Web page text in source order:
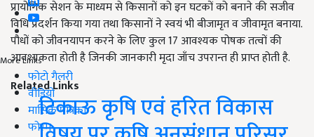
More Links
फोटो गैलरी
वीडियो
मासिक पत्रिका
फोरम
प्रायोगिक सेशन के माध्यम से किसानों को इन घटकों को बनाने की सजीव
विधि प्रदर्शन किया गया तथा किसानों ने स्वयं भी बीजामृत व जीवामृत बनाया.
पौधों को जीवनयापन करने के लिए कुल 17 आवश्यक पोषक तत्वों की
आवश्यकता होती है जिनकी जानकारी मृदा जाँच उपरान्त ही प्राप्त होती है.
Related Links
टिकाऊ कृषि एवं हरित विकास